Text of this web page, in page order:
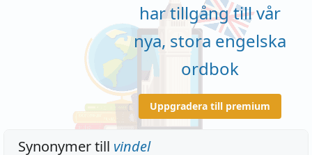
har tillgång till vår
nya, stora engelska
ordbok
Uppgradera till premium
Synonymer till vindel